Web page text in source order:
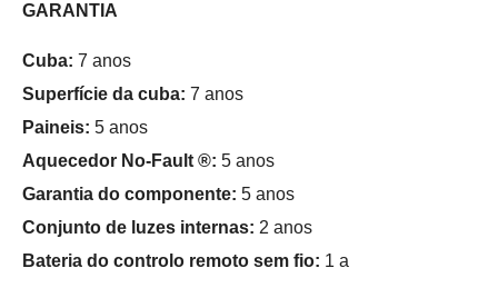
GARANTIA
Cuba: 7 anos
Superfície da cuba: 7 anos
Paineis: 5 anos
Aquecedor No-Fault ®: 5 anos
Garantia do componente: 5 anos
Conjunto de luzes internas: 2 anos
Bateria do controlo remoto sem fio: 1 a